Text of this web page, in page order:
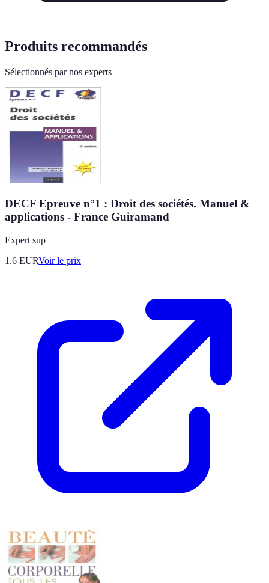
Produits recommandés
Sélectionnés par nos experts
DECF Epreuve n°1 : Droit des sociétés. Manuel &
applications - France Guiramand
Expert sup
1.6 EURVoir le prix